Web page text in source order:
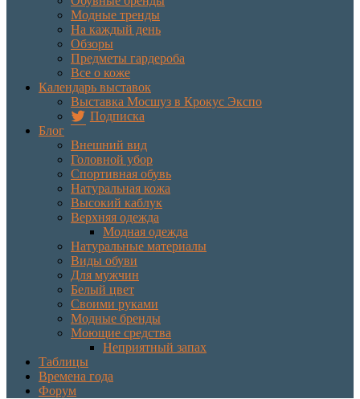
Модные тренды
На каждый день
Обзоры
Предметы гардероба
Все о коже
Календарь выставок
Выставка Мосшуз в Крокус Экспо
Подписка
Блог
Внешний вид
Головной убор
Спортивная обувь
Натуральная кожа
Высокий каблук
Верхняя одежда
Модная одежда
Натуральные материалы
Виды обуви
Для мужчин
Белый цвет
Своими руками
Модные бренды
Моющие средства
Неприятный запах
Таблицы
Времена года
Форум